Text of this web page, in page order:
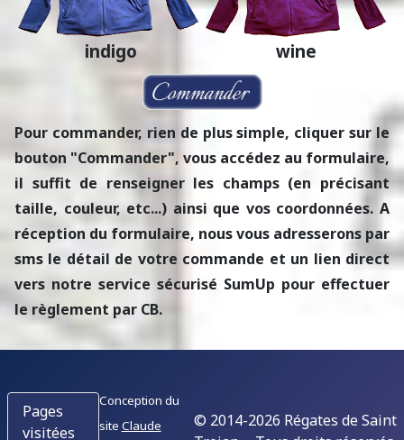
indigo wine
Pour commander, rien de plus simple, cliquer sur le
bouton "Commander", vous accédez au formulaire,
il suffit de renseigner les champs (en précisant
taille, couleur, etc...) ainsi que vos coordonnées. A
réception du formulaire, nous vous adresserons par
sms le détail de votre commande et un lien direct
vers notre service sécurisé SumUp pour effectuer
le règlement par CB.
Pages
visitées
Conception du
site Claude
© 2014-2026 Régates de Saint